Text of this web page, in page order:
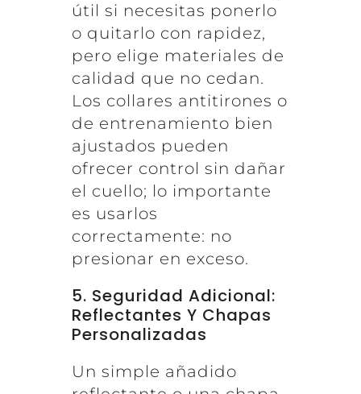
útil si necesitas ponerlo
o quitarlo con rapidez,
pero elige materiales de
calidad que no cedan.
Los collares antitirones o
de entrenamiento bien
ajustados pueden
ofrecer control sin dañar
el cuello; lo importante
es usarlos
correctamente: no
presionar en exceso.
5. Seguridad Adicional:
Reflectantes Y Chapas
Personalizadas
Un simple añadido